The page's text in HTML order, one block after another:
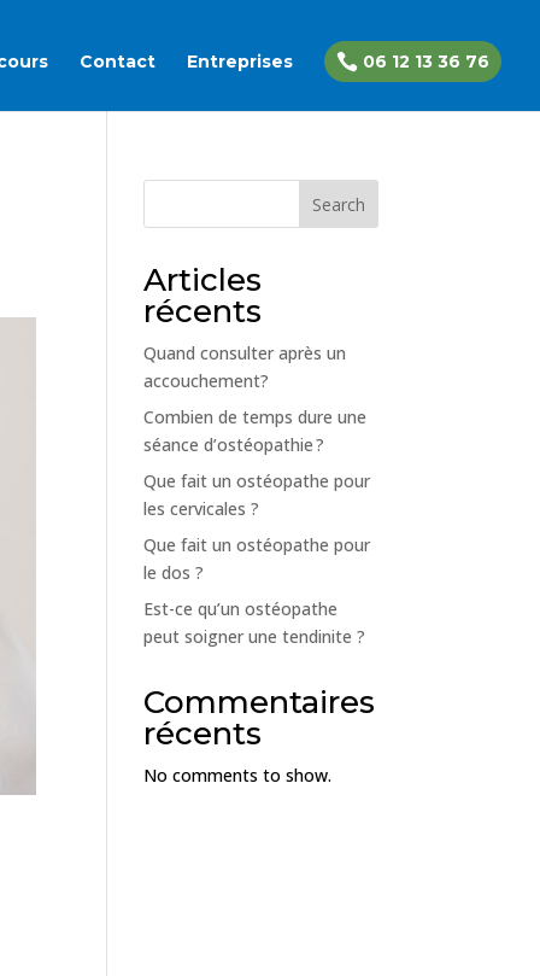
Contact Entreprises  06 12 13 36 76
Search
Articles
récents
Quand consulter après un
accouchement?
Combien de temps dure une
séance d’ostéopathie ?
Que fait un ostéopathe pour
les cervicales ?
Que fait un ostéopathe pour
le dos ?
Est-ce qu’un ostéopathe
peut soigner une tendinite ?
Commentaires
récents
No comments to show.